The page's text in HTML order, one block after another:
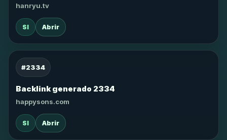
hanryu.tv
SI Abrir
#2334
Backlink generado 2334
happysons.com
SI Abrir